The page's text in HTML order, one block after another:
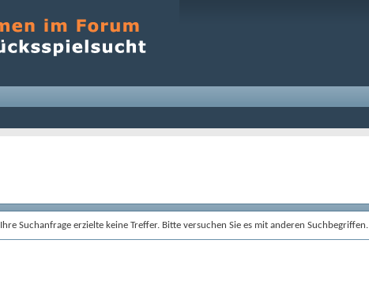
Ihre Suchanfrage erzielte keine Treffer. Bitte versuchen Sie es mit anderen Suchbegriffen.